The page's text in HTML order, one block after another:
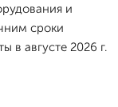
и
сроки
в августе 2026 г.